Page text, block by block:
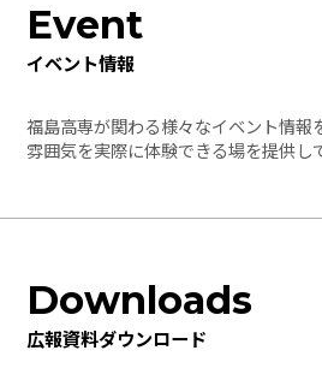
Event
イベント情報
福島高専が関わる様々なイベント情報
雰囲気を実際に体験できる場を提供し
Downloads
広報資料ダウンロード